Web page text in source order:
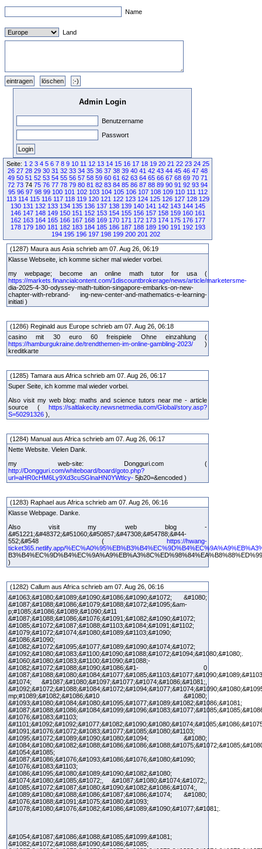
Name
Land
Admin Login
Benutzername
Passwort
Seite: 1 2 3 4 5 6 7 8 9 10 11 12 13 14 15 16 17 18 19 20 21 22 23 24 25
26 27 28 29 30 31 32 33 34 35 36 37 38 39 40 41 42 43 44 45 46 47 48
49 50 51 52 53 54 55 56 57 58 59 60 61 62 63 64 65 66 67 68 69 70 71
72 73 74 75 76 77 78 79 80 81 82 83 84 85 86 87 88 89 90 91 92 93 94
95 96 97 98 99 100 101 102 103 104 105 106 107 108 109 110 111 112
113 114 115 116 117 118 119 120 121 122 123 124 125 126 127 128 129
130 131 132 133 134 135 136 137 138 139 140 141 142 143 144 145
146 147 148 149 150 151 152 153 154 155 156 157 158 159 160 161
162 163 164 165 166 167 168 169 170 171 172 173 174 175 176 177
178 179 180 181 182 183 184 185 186 187 188 189 190 191 192 193
194 195 196 197 198 199 200 201 202
(1287) Maura aus Asia schrieb am 07. Aug 26, 06:19
Klasse Webseite, ich komme sicher mal wieder vorbei.
my webpage; become an online math tutor for usa (
https://markets.financialcontent.com/1discountbrokerage/news/article/marketersme-
dia-2025-4-30-odyssey-math-tuition-singapore-embarks-on-new-
chapter-with-rebrand- ing-new-center-and-mathematics-e-learning-
initiati )
(1286) Reginald aus Europe schrieb am 07. Aug 26, 06:18
casino mit 30 euro 60 freispiele Ohne einzahlung (
https://hamburgukraine.de/trendthemen-im-online-gambling-2023/ )
kreditkarte
(1285) Tamara aus Africa schrieb am 07. Aug 26, 06:17
Super Seite, ich komme mal wieder vorbei.
Also visit my web blog: maths and science tutors near me - article
source ( https://saltlakecity.newsnetmedia.com/Global/story.asp?
S=50291326 ),
(1284) Manual aus Africa schrieb am 07. Aug 26, 06:17
Nette Website. Vielen Dank.
my web-site: Dongguri.com (
http://Dongguri.com/whiteboard/board/goto.php?
url=aHR0cHM6Ly9Xd3cuSGlnaHN0YWtlcy- 5jb20=&encoded )
(1283) Raphael aus Africa schrieb am 07. Aug 26, 06:16
Klasse Webpage. Danke.
Also visit my web blog -
&#51221;&#48372;&#51060;&#50857;&#47308;&#54788;&#44-
552;&#548 ( https://hwang-
ticket365.netlify.app/
)
(1282) Callum aus Africa schrieb am 07. Aug 26, 06:16
&#1063;&#1080;&#1089;&#1090;&#1086;&#1090;&#1072; &#1080;
&#1087;&#1088;&#1086;&#1079;&#1088;&#1072;&#1095;&am-
p;#1085;&#1086;&#1089;&#1090;&#11
&#1087;&#1088;&#1086;&#1076;&#1091;&#1082;&#1090;&#1072;
&#1085;&#1072;&#1087;&#1088;&#1103;&#1084;&#1091;&#1102;
&#1079;&#1072;&#1074;&#1080;&#1089;&#1103;&#1090;
&#1086;&#1090;
&#1082;&#1072;&#1095;&#1077;&#1089;&#1090;&#1074;&#1072;
&#1092;&#1080;&#1083;&#1100;&#1090;&#1088;&#1072;&#1094;&#1080;&#1080;.
&#1060;&#1080;&#1083;&#1100;&#1090;&#1088;-
&#1082;&#1072;&#1088;&#1090;&#1086;&#1- 0
&#1074; &#1087;&#1080;&#1097;&#1077;&#1074;&#1086;&#1081;,
mp;#1089;&#1082;&#1086;&#10 &#1080;
&#1093;&#1080;&#1084;&#1080;&#1095;&#1077;&#1089;&#1082;&#1086;&#1081;
&#1076;&#1083;&#1103;
&#1091;&#1076;&#1072;&#1083;&#1077;&#1085;&#1080;&#1103;
&#1095;&#1072;&#1089;&#1090;&#1080;&#1094; &#1080;
&#1054;&#1085;
&#1087;&#1086;&#1076;&#1093;&#1086;&#1076;&#1080;&#1090;
&#1076;&#1083;&#1103;
&#1086;&#1095;&#1080;&#1089;&#1090;&#1082;&#1080;
&#1074;&#1080;&#1085;&#1072;, &#1087;&#1080;&#1074;&#1072;,
&#1085;&#1072;&#1087;&#1080;&#1090;&#1082;&#1086;&#1074;,
&#1089;&#1080;&#1088;&#1086;&#1087;&#1086;&#1074; &#1080;
&#1076;&#1088;&#1091;&#1075;&#1080;&#1093;
&#1078;&#1080;&#1076;&#1082;&#1086;&#1089;&#1090;&#1077;&#1081;.
&#1054;&#1087;&#1086;&#1088;&#1085;&#1099;&#1081;
&#1082;&#1072;&#1088;&#1090;&#1086;&#1085;